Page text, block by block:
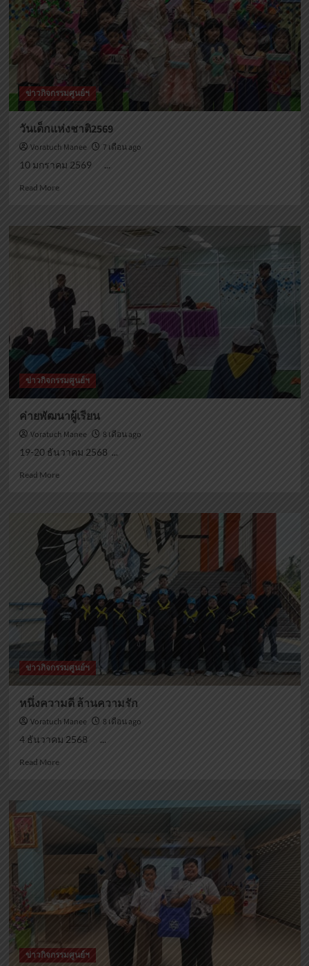
ข่าวกิจกรรมศูนย์ฯ
วันเด็กแห่งชาติ2569
Voratuch Manee
7 เดือน ago
10 มกราคม 2569 ...
Read MoreRead
วัน
แห่ง
ชาติ2569
ข่าวกิจกรรมศูนย์ฯ
ค่ายพัฒนาผู้เรียน
Voratuch Manee
8 เดือน ago
19-20 ธันวาคม 2568 ...
Read MoreRead
พัฒนา
ผู้
เรียน
ข่าวกิจกรรมศูนย์ฯ
หนึ่งความดี ล้านความรัก
Voratuch Manee
8 เดือน ago
4 ธันวาคม 2568 ...
Read MoreRead
ความ
ข่าวกิจกรรมศูนย์ฯ